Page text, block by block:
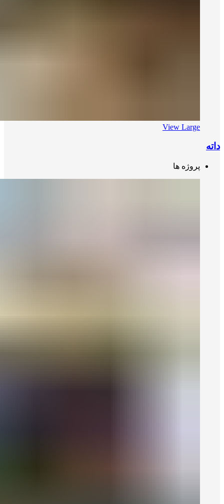
View Large
داته
پروژه ها